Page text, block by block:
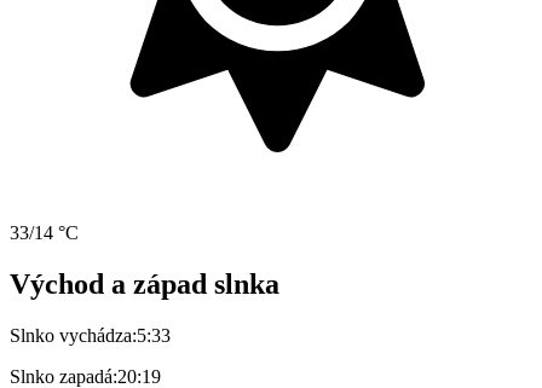
33/14 °C
Východ a západ slnka
Slnko vychádza:5:33
Slnko zapadá:20:19